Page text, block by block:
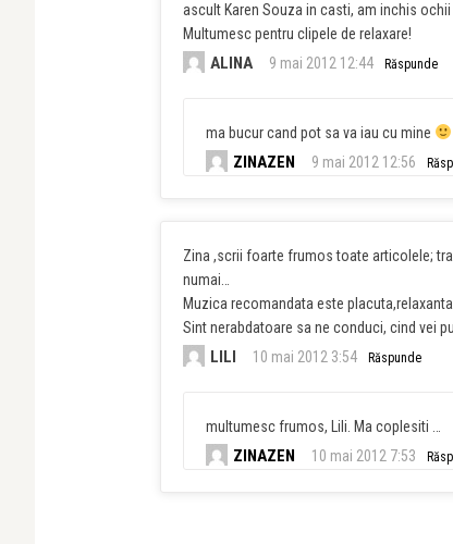
ascult Karen Souza in casti, am inchis
Multumesc pentru clipele de relaxare!
ALINA 9 mai 2012 12:44 Răspunde
ma bucur cand pot sa va iau cu mine
ZINAZEN 9 mai 2012 12:56
Zina ,scrii foarte frumos toate articolele;
numai…
Muzica recomandata este placuta,relaxanta.
Sint nerabdatoare sa ne conduci, cind vei
LILI 10 mai 2012 3:54 Răspunde
multumesc frumos, Lili. Ma coplesiti …
ZINAZEN 10 mai 2012 7:53